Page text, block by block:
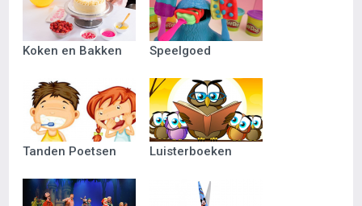
Koken en Bakken Speelgoed
Tanden Poetsen Luisterboeken